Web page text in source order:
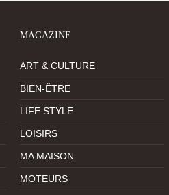
MAGAZINE
ART & CULTURE
BIEN-ÊTRE
LIFE STYLE
LOISIRS
MA MAISON
MOTEURS